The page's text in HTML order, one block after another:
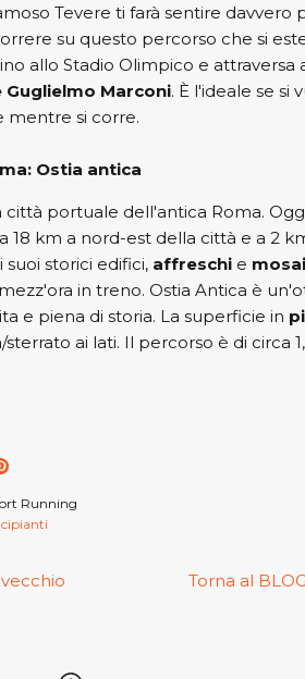
Tevere ti farà sentire
su questo percorso che si
allo Stadio Olimpico e
Guglielmo Marconi. È l'ideale se si
mentre si corre.
Ostia antica
città portuale dell'antica Roma.
18 km a nord-est della città e a 2
storici edifici, affreschi e
in treno. Ostia Antica è
e piena di storia. La superficie in
ai lati. Il percorso è di circa
Condividi
Pinterest
Running
Torna al BLOG